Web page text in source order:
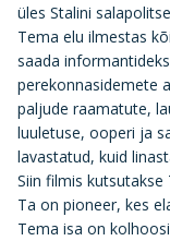
üles Stalini
Tema elu ilmestas
saada
perekonnasidemete
paljude raamatute,
luuletuse, ooperi ja
lavastatud, kuid
Siin filmis kutsutakse
Ta on pioneer, kes
Tema isa on